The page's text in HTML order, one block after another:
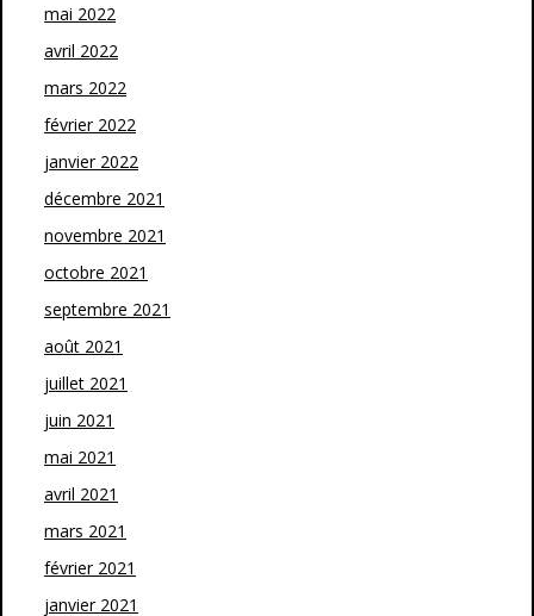
mai 2022
avril 2022
mars 2022
février 2022
janvier 2022
décembre 2021
novembre 2021
octobre 2021
septembre 2021
août 2021
juillet 2021
juin 2021
mai 2021
avril 2021
mars 2021
février 2021
janvier 2021